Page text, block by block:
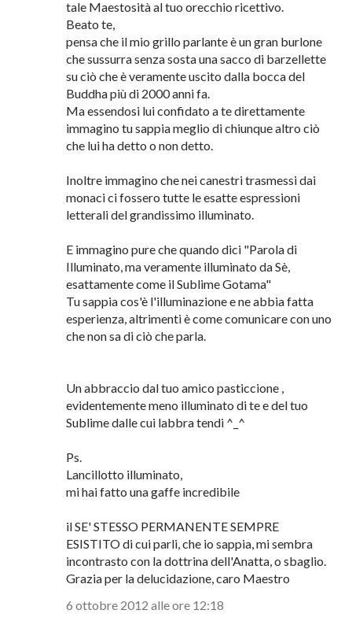
Piccola curiosità:
hai scritto -> Il sublime disse "Io qui non tornerò
piu neanche dovessi rivestire il ruolo di Brahma re
degli dei"
mi chidevo se quelle parole te le avesse sussurrate
tale Maestosità al tuo orecchio ricettivo.
Beato te,
pensa che il mio grillo parlante è un gran burlone
su ciò che è veramente uscito dalla bocca del
Buddha più di 2000 anni fa.
Ma essendosi lui confidato a te direttamente
che lui ha detto o non detto.
Inoltre immagino che nei canestri trasmessi dai
monaci ci fossero tutte le esatte espressioni
letterali del grandissimo illuminato.
esattamente come il Sublime Gotama"
Tu sappia cos'è l'illuminazione e ne abbia fatta
esperienza, altrimenti è come comunicare con uno
Un abbraccio dal tuo amico pasticcione ,
Sublime dalle cui labbra tendi ^_^
Ps.
Lancillotto illuminato,
mi hai fatto una gaffe incredibile